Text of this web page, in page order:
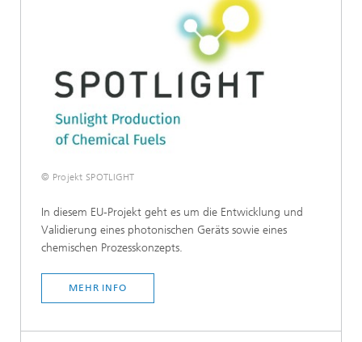
© Projekt SPOTLIGHT
In diesem EU-Projekt geht es um die Entwicklung und
Validierung eines photonischen Geräts sowie eines
chemischen Prozesskonzepts.
MEHR INFO